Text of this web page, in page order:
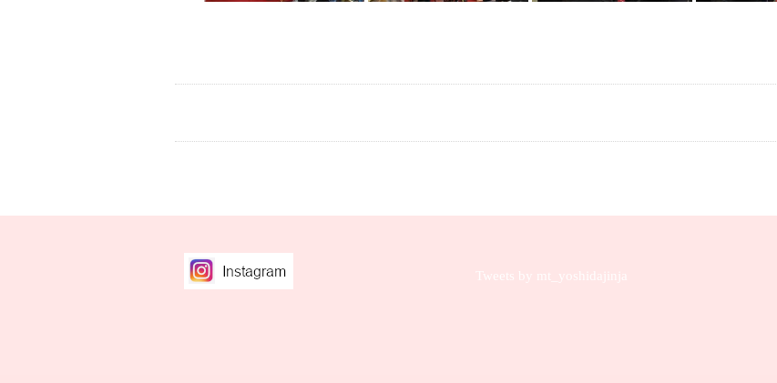
Tweets by mt_yoshidajinja